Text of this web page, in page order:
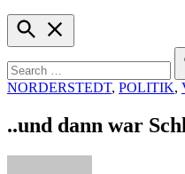
Open
Search
for:
POSTED
NORDERSTEDT, POLITIK,
..und dann war